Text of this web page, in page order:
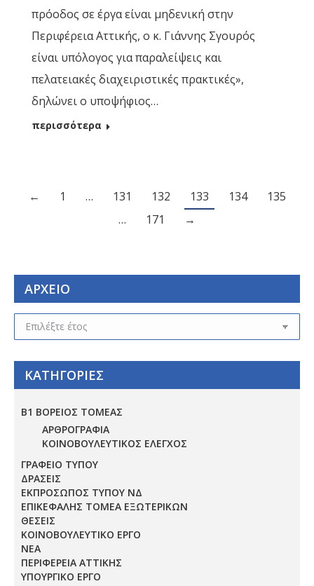
πρόοδος σε έργα είναι μηδενική στην
Περιφέρεια Αττικής, ο κ. Γιάννης Σγουρός
είναι υπόλογος για παραλείψεις και
πελατειακές διαχειριστικές πρακτικές»,
δηλώνει ο υποψήφιος…
περισσότερα
← 1 … 131 132 133 134
135
…
171 →
ΑΡΧΕΙΟ
ΑΡΧΕΙΟ
ΚΑΤΗΓΟΡΙΕΣ
Β1 ΒΟΡΕΙΟΣ ΤΟΜΕΑΣ
ΑΡΘΡΟΓΡΑΦΙΑ
ΚΟΙΝΟΒΟΥΛΕΥΤΙΚΟΣ ΕΛΕΓΧΟΣ
ΓΡΑΦΕΙΟ ΤΥΠΟΥ
ΔΡΑΣΕΙΣ
ΕΚΠΡΟΣΩΠΟΣ ΤΥΠΟΥ ΝΔ
ΕΠΙΚΕΦΑΛΗΣ ΤΟΜΕΑ ΕΞΩΤΕΡΙΚΩΝ
ΘΕΣΕΙΣ
ΚΟΙΝΟΒΟΥΛΕΥΤΙΚΟ ΕΡΓΟ
ΝΕΑ
ΠΕΡΙΦΕΡΕΙΑ ΑΤΤΙΚΗΣ
ΥΠΟΥΡΓΙΚΟ ΕΡΓΟ